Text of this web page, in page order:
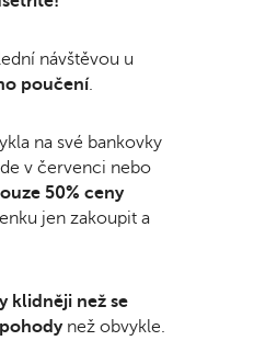
návštěvou u
poučení.
na své bankovky
v červenci nebo
50% ceny
jen zakoupit a
klidněji než se
než obvykle.